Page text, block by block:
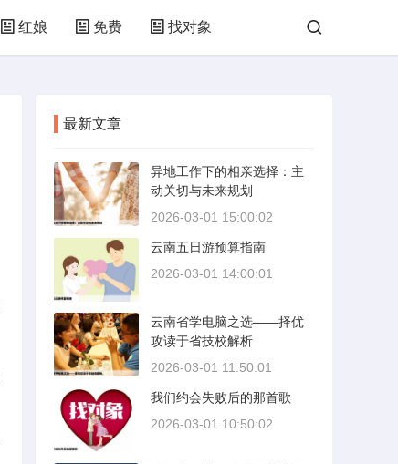
红娘 免费 找对象
最新文章
异地工作下的相亲选择：主
动关切与未来规划
2026-03-01 15:00:02
云南五日游预算指南
2026-03-01 14:00:01
云南省学电脑之选——择优
攻读于省技校解析
2026-03-01 11:50:01
我们约会失败后的那首歌
2026-03-01 10:50:02